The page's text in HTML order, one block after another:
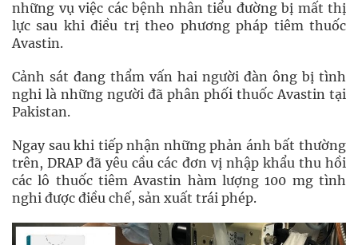
những vụ việc các bệnh nhân tiểu đường bị mất thị
lực sau khi điều trị theo phương pháp tiêm thuốc
Avastin.
Cảnh sát đang thẩm vấn hai người đàn ông bị tình
nghi là những người đã phân phối thuốc Avastin tại
Pakistan.
Ngay sau khi tiếp nhận những phản ánh bất thường
trên, DRAP đã yêu cầu các đơn vị nhập khẩu thu hồi
các lô thuốc tiêm Avastin hàm lượng 100 mg tình
nghi được điều chế, sản xuất trái phép.